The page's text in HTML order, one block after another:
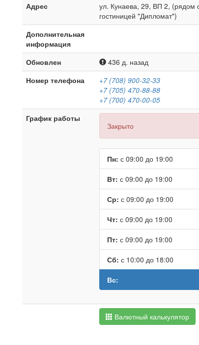
Адрес
ул. Кунаева, 29, ВП 2, (рядом
гостиницей "Дипломат")
Дополнительная
информация
Обновлен
436 д. назад
Номер телефона
+7 (708) 900-32-33
+7 (705) 470-88-88
+7 (700) 470-00-05
График работы
Закрыто
Пн: с 09:00 до 19:00
Вт: с 09:00 до 19:00
Ср: с 09:00 до 19:00
Чт: с 09:00 до 19:00
Пт: с 09:00 до 19:00
Сб: с 10:00 до 18:00
Вс:
Валютный калькулятор